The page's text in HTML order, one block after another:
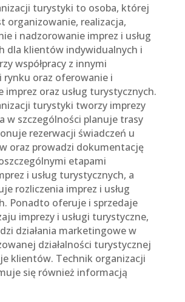
turystyki to osoba, której
organizowanie, realizacja,
i nadzorowanie imprez i usług
dla klientów indywidualnych i
współpracy z innymi
rynku oraz oferowanie i
imprez oraz usług turystycznych.
turystyki tworzy imprezy
w szczególności planuje trasy
rezerwacji świadczeń u
oraz prowadzi dokumentację
etapami
i usług turystycznych, a
rozliczenia imprez i usług
Ponadto oferuje i sprzedaje
imprezy i usługi turystyczne,
działania marketingowe w
działalności turystycznej
klientów. Technik organizacji
się również informacją